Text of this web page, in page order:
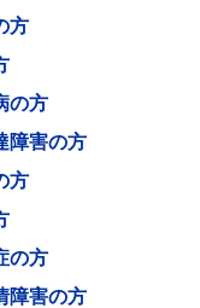
方
の方
障害の方
方
の方
障害の方